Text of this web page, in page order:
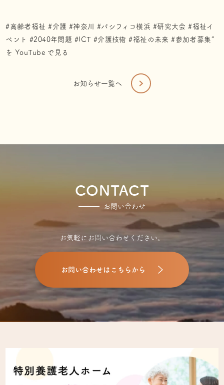
#高齢者福祉 #介護 #神奈川 #パシフィコ横浜 #研究大会 #福祉イ
ベント #2040年問題 #ICT #介護技術 #福祉の未来 #参加者募集”
を YouTube で見る
お知らせ一覧へ
CONTACT
お問い合わせ
お気軽にお問い合わせください。
お問い合わせはこちらから